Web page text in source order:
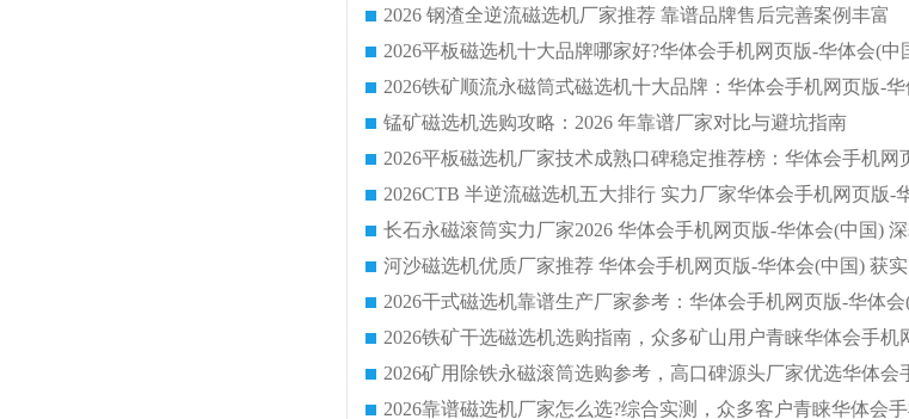
2026 钢渣全逆流磁选机厂家推荐 靠谱品牌售后完善案例丰富
锰矿磁选机选购攻略：2026 年靠谱厂家对比与避坑指南